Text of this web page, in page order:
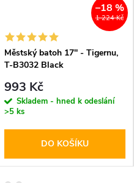
1 224 Kč
–18 %
Městský batoh 17'' - Tigernu,
T-B3032 Black
993 Kč
Skladem - hned k odeslání
>5 ks
DO KOŠÍKU